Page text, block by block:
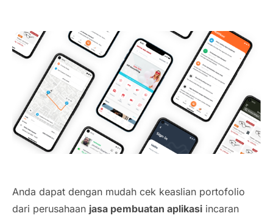
Anda dapat dengan mudah cek keaslian portofolio
dari perusahaan jasa pembuatan aplikasi incaran